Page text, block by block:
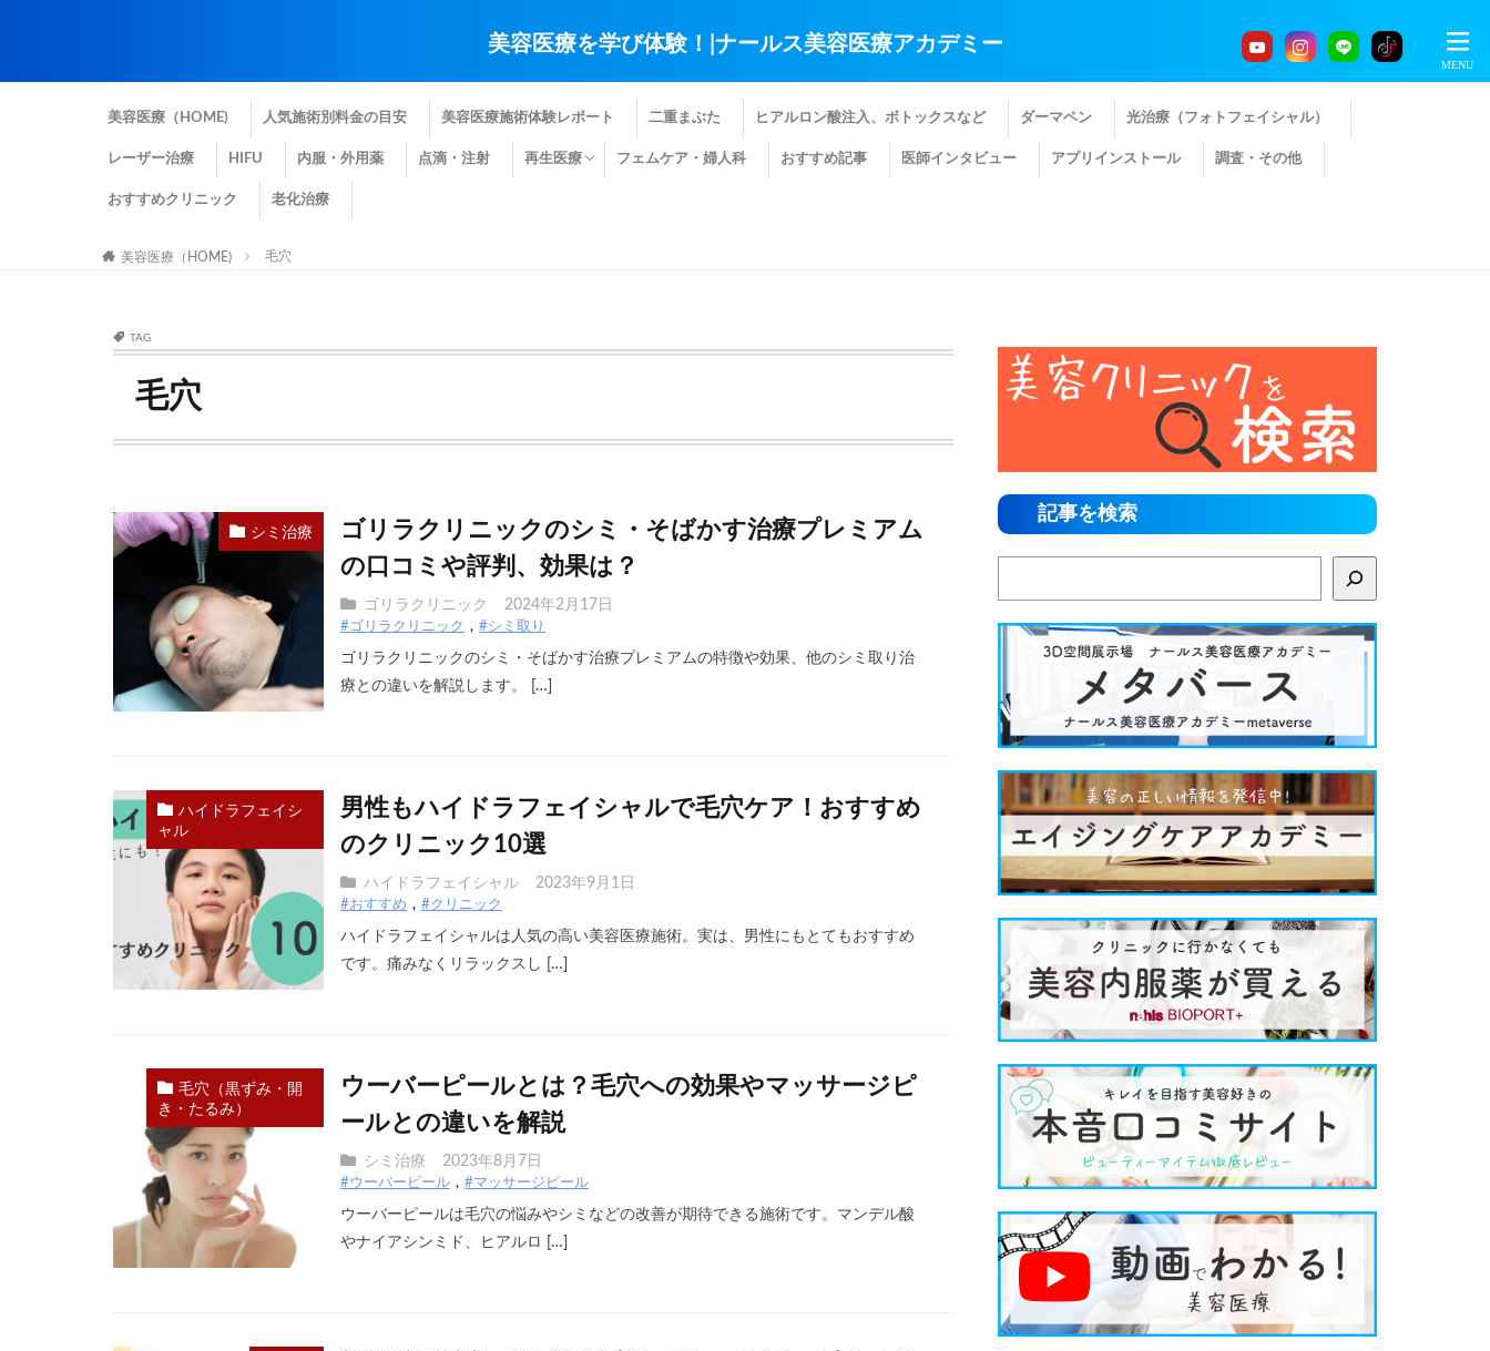
美容医療を学び体験！|ナールス美容医療アカデミー
美容医療（HOME) 人気施術別料金の目安 美容医療施術体験レポート 二重まぶた ヒアルロン酸注入、ボトックスなど ダーマペン 光治療（フォトフェイシャル）
レーザー治療 HIFU 内服・外用薬 点滴・注射 再生医療 フェムケア・婦人科 おすすめ記事 医師インタビュー アプリインストール 調査・その他
おすすめクリニック 老化治療
美容医療（HOME) 毛穴
TAG
毛穴
シミ治療
ゴリラクリニックのシミ・そばかす治療プレミアム
の口コミや評判、効果は？
ゴリラクリニック 2024年2月17日
#ゴリラクリニック #シミ取り
ゴリラクリニックのシミ・そばかす治療プレミアムの特徴や効果、他のシミ取り治
療との違いを解説します。 […]
ハイドラフェイシ
ャル
男性もハイドラフェイシャルで毛穴ケア！おすすめ
のクリニック10選
ハイドラフェイシャル 2023年9月1日
#おすすめ #クリニック
ハイドラフェイシャルは人気の高い美容医療施術。実は、男性にもとてもおすすめ
です。痛みなくリラックスし […]
毛穴（黒ずみ・開
き・たるみ）
ウーバーピールとは？毛穴への効果やマッサージピ
ールとの違いを解説
シミ治療 2023年8月7日
#ウーバーピール #マッサージピール
ウーバーピールは毛穴の悩みやシミなどの改善が期待できる施術です。マンデル酸
やナイアシンミド、ヒアルロ […]
記事を検索